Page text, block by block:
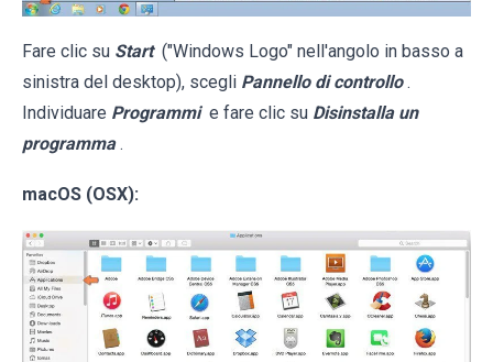
Fare clic su Start ("Windows Logo" nell'angolo in basso a
sinistra del desktop), scegli Pannello di controllo .
Individuare Programmi e fare clic su Disinstalla un
programma .
macOS (OSX):